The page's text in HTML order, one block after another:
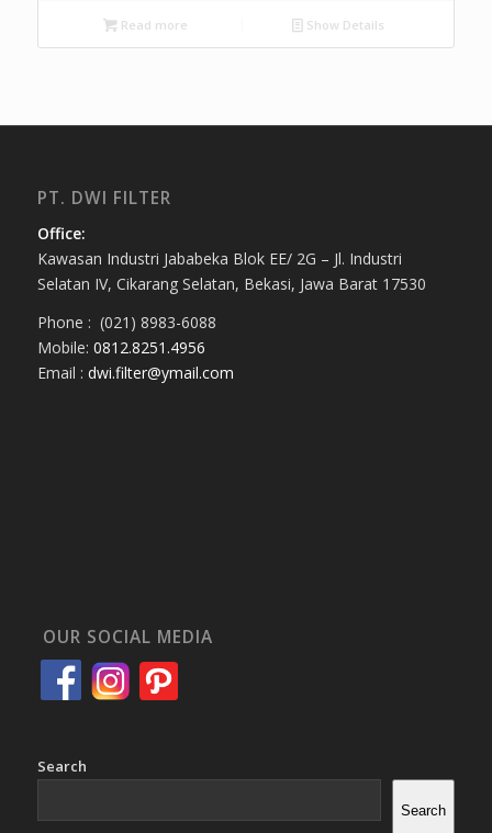
Read more Show Details
PT. DWI FILTER
Office:
Kawasan Industri Jababeka Blok EE/ 2G – Jl. Industri
Selatan IV, Cikarang Selatan, Bekasi, Jawa Barat 17530
Phone : (021) 8983-6088
Mobile: 0812.8251.4956
Email : dwi.filter@ymail.com
OUR SOCIAL MEDIA
Search
Search